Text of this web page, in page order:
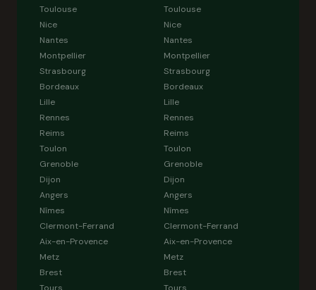
Toulouse
Nice
Nantes
Montpellier
Strasbourg
Bordeaux
Lille
Rennes
Reims
Toulon
Grenoble
Dijon
Angers
Nîmes
Clermont-Ferrand
Aix-en-Provence
Metz
Brest
Toulouse
Nice
Nantes
Montpellier
Strasbourg
Bordeaux
Lille
Rennes
Reims
Toulon
Grenoble
Dijon
Angers
Nîmes
Clermont-Ferrand
Aix-en-Provence
Metz
Brest